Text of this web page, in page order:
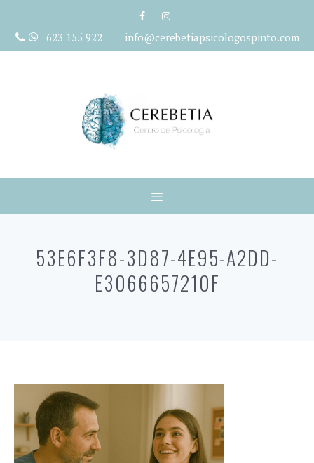
contenido
623 155 922 info@cerebetiapsicologospinto.com
53E6F3F8-3D87-4E95-A2DD-
E3066657210F